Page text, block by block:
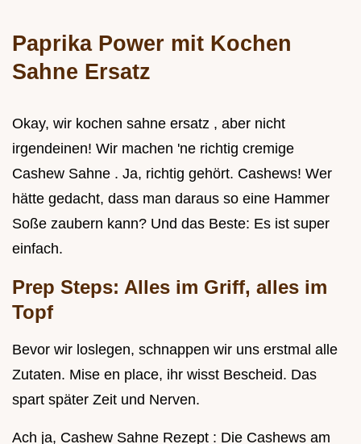
Paprika Power mit Kochen
Sahne Ersatz
Okay, wir kochen sahne ersatz , aber nicht
irgendeinen! Wir machen 'ne richtig cremige
Cashew Sahne . Ja, richtig gehört. Cashews! Wer
hätte gedacht, dass man daraus so eine Hammer
Soße zaubern kann? Und das Beste: Es ist super
einfach.
Prep Steps: Alles im Griff, alles im
Topf
Bevor wir loslegen, schnappen wir uns erstmal alle
Zutaten. Mise en place, ihr wisst Bescheid. Das
spart später Zeit und Nerven.
Ach ja, Cashew Sahne Rezept : Die Cashews am